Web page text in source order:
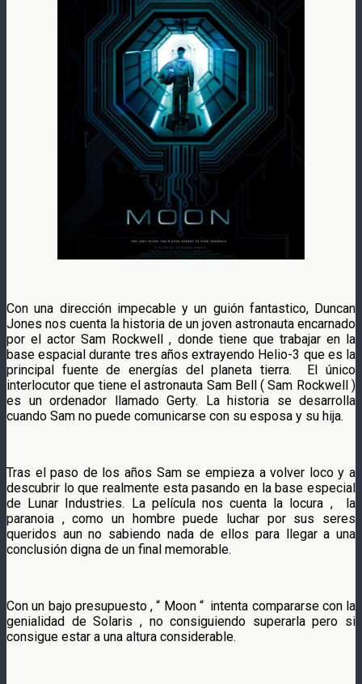
Con una dirección impecable y un guión fantastico, Duncan
Jones nos cuenta la historia de un joven astronauta encarnado
por el actor Sam Rockwell , donde tiene que trabajar en la
base espacial durante tres años extrayendo Helio-3 que es la
principal fuente de energías del planeta tierra. El único
interlocutor que tiene el astronauta Sam Bell ( Sam Rockwell )
es un ordenador llamado Gerty. La historia se desarrolla
cuando Sam no puede comunicarse con su esposa y su hija.
Tras el paso de los años Sam se empieza a volver loco y a
descubrir lo que realmente esta pasando en la base especial
de Lunar Industries. La película nos cuenta la locura , la
paranoia , como un hombre puede luchar por sus seres
queridos aun no sabiendo nada de ellos para llegar a una
conclusión digna de un final memorable.
Con un bajo presupuesto , “ Moon “ intenta compararse con la
genialidad de Solaris , no consiguiendo superarla pero si
consigue estar a una altura considerable.